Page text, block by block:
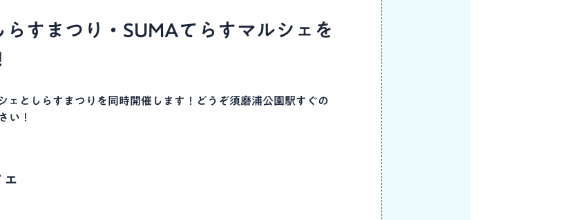
すまつり・SUMAてらすマルシェを
ェとしらすまつりを同時開催します！どうぞ須磨浦公園駅すぐの
い！